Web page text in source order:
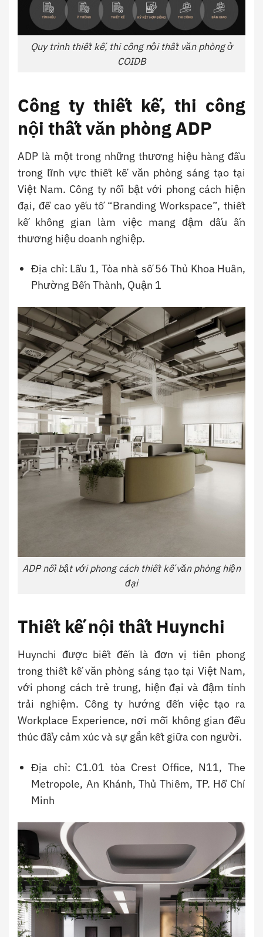
Quy trình thiết kế, thi công nội thất văn phòng ở
COIDB
Công ty thiết kế, thi công
nội thất văn phòng ADP
ADP là một trong những thương hiệu hàng đầu
trong lĩnh vực thiết kế văn phòng sáng tạo tại
Việt Nam. Công ty nổi bật với phong cách hiện
đại, đề cao yếu tố “Branding Workspace”, thiết
kế không gian làm việc mang đậm dấu ấn
thương hiệu doanh nghiệp.
Địa chỉ: Lầu 1, Tòa nhà số 56 Thủ Khoa Huân,
Phường Bến Thành, Quận 1
ADP nổi bật với phong cách thiết kế văn phòng hiện
đại
Thiết kế nội thất Huynchi
Huynchi được biết đến là đơn vị tiên phong
trong thiết kế văn phòng sáng tạo tại Việt Nam,
với phong cách trẻ trung, hiện đại và đậm tính
trải nghiệm. Công ty hướng đến việc tạo ra
Workplace Experience, nơi mỗi không gian đều
thúc đẩy cảm xúc và sự gắn kết giữa con người.
Địa chỉ: C1.01 tòa Crest Office, N11, The
Metropole, An Khánh, Thủ Thiêm, TP. Hồ Chí
Minh